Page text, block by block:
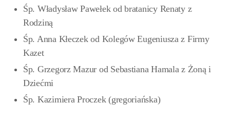
Śp. Władysław Pawełek od bratanicy Renaty z
Rodziną
Śp. Anna Kłeczek od Kolegów Eugeniusza z Firmy
Kazet
Śp. Grzegorz Mazur od Sebastiana Hamala z Żoną i
Dziećmi
Śp. Kazimiera Proczek (gregoriańska)